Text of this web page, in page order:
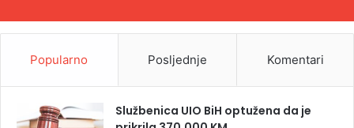
Popularno Posljednje Komentari
Službenica UIO BiH optužena da je